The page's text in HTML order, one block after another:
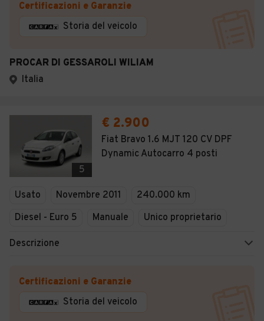
Certificazioni e Garanzie
Storia del veicolo
PROCAR DI GESSAROLI WILIAM
Italia
5
€ 2.900
Fiat Bravo 1.6 MJT 120 CV DPF
Dynamic Autocarro 4 posti
Usato Novembre 2011
240.000 km
Diesel - Euro 5
Manuale Unico proprietario
Descrizione
Certificazioni e Garanzie
Storia del veicolo